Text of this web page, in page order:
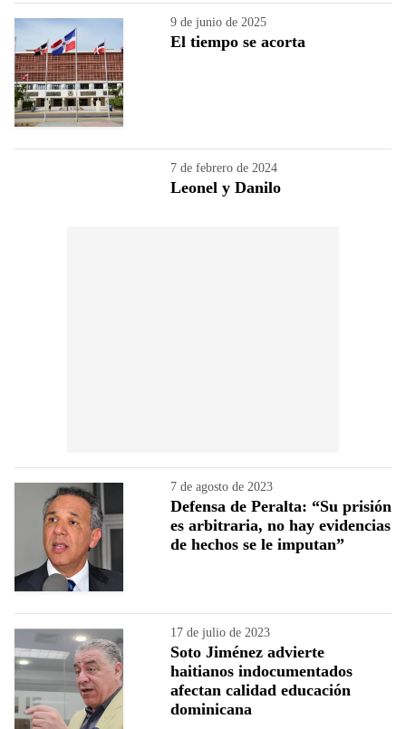
9 de junio de 2025
El tiempo se acorta
7 de febrero de 2024
Leonel y Danilo
7 de agosto de 2023
Defensa de Peralta: “Su prisión
es arbitraria, no hay evidencias
de hechos se le imputan”
17 de julio de 2023
Soto Jiménez advierte
haitianos indocumentados
afectan calidad educación
dominicana